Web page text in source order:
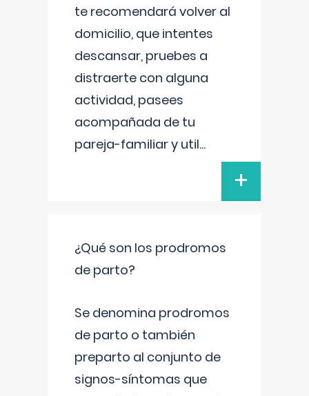
te recomendará volver al
domicilio, que intentes
descansar, pruebes a
distraerte con alguna
actividad, pasees
acompañada de tu
pareja-familiar y util...
+
¿Qué son los prodromos
de parto?
Se denomina prodromos
de parto o también
preparto al conjunto de
signos-síntomas que